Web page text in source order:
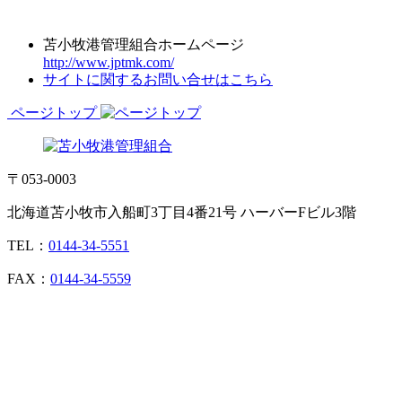
苫小牧港管理組合ホームページ
http://www.jptmk.com/
サイトに関するお問い合せはこちら
ページトップ
〒053-0003
北海道苫小牧市入船町3丁目4番21号 ハーバーFビル3階
TEL： 0144-34-5551
FAX： 0144-34-5559